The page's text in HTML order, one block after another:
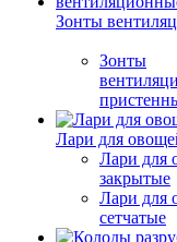
Зонты
Зонты
Лари для
Лари для
закрытые
Лари для
сетчатые